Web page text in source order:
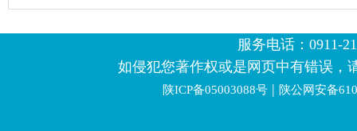
服务电话：0911-
如侵犯您著作权或是网页中有错误，
陕ICP备05003088号 | 陕公网安备